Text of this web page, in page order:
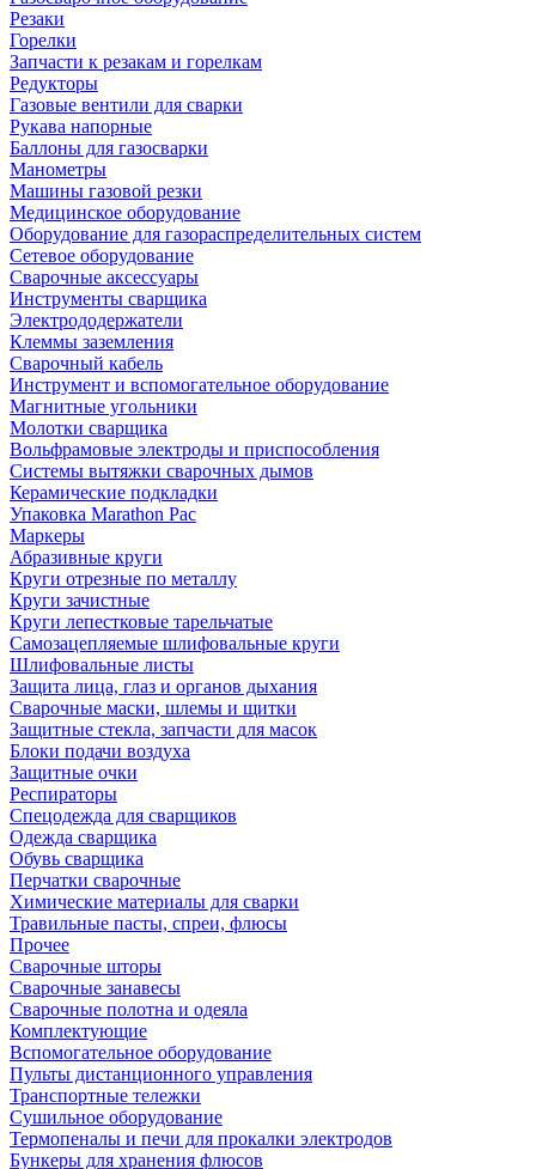
Резаки
Горелки
Запчасти к резакам и горелкам
Редукторы
Газовые вентили для сварки
Рукава напорные
Баллоны для газосварки
Манометры
Машины газовой резки
Медицинское оборудование
Оборудование для газораспределительных систем
Сетевое оборудование
Сварочные аксессуары
Инструменты сварщика
Электрододержатели
Клеммы заземления
Сварочный кабель
Инструмент и вспомогательное оборудование
Магнитные угольники
Молотки сварщика
Вольфрамовые электроды и приспособления
Системы вытяжки сварочных дымов
Керамические подкладки
Упаковка Marathon Pac
Маркеры
Абразивные круги
Круги отрезные по металлу
Круги зачистные
Круги лепестковые тарельчатые
Самозацепляемые шлифовальные круги
Шлифовальные листы
Защита лица, глаз и органов дыхания
Сварочные маски, шлемы и щитки
Защитные стекла, запчасти для масок
Блоки подачи воздуха
Защитные очки
Респираторы
Спецодежда для сварщиков
Одежда сварщика
Обувь сварщика
Перчатки сварочные
Химические материалы для сварки
Травильные пасты, спреи, флюсы
Прочее
Сварочные шторы
Сварочные занавесы
Сварочные полотна и одеяла
Комплектующие
Вспомогательное оборудование
Пульты дистанционного управления
Транспортные тележки
Сушильное оборудование
Термопеналы и печи для прокалки электродов
Бункеры для хранения флюсов